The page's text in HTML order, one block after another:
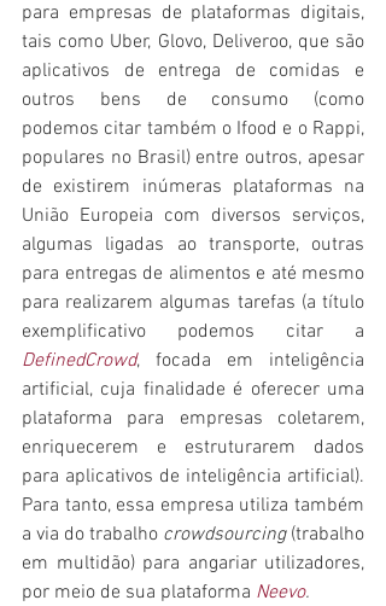
para empresas de plataformas digitais,
tais como Uber, Glovo, Deliveroo, que são
aplicativos de entrega de comidas e
outros bens de consumo (como
podemos citar também o Ifood e o Rappi,
populares no Brasil) entre outros, apesar
de existirem inúmeras plataformas na
União Europeia com diversos serviços,
algumas ligadas ao transporte, outras
para entregas de alimentos e até mesmo
para realizarem algumas tarefas (a título
DefinedCrowd, focada em inteligência
artificial, cuja finalidade é oferecer uma
plataforma para empresas coletarem,
enriquecerem e estruturarem dados
para aplicativos de inteligência artificial).
Para tanto, essa empresa utiliza também
a via do trabalho crowdsourcing (trabalho
em multidão) para angariar utilizadores,
por meio de sua plataforma Neevo.